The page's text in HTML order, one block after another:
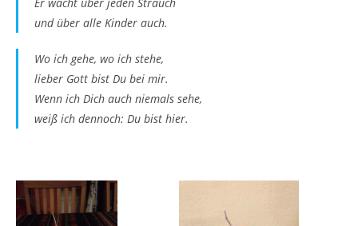
und über alle Kinder auch.
Wo ich gehe, wo ich stehe,
lieber Gott bist Du bei mir.
Wenn ich Dich auch niemals sehe,
weiß ich dennoch: Du bist hier.